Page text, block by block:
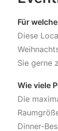
Für
Diese
Sie gerne
Wie viele
Die
Dinner-